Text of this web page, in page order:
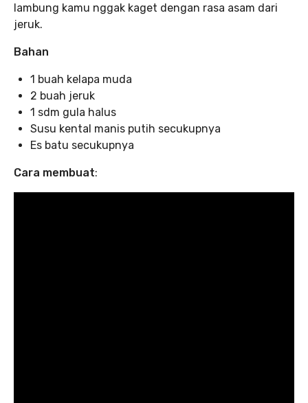
lambung kamu nggak kaget dengan rasa asam dari
jeruk.
Bahan
1 buah kelapa muda
2 buah jeruk
1 sdm gula halus
Susu kental manis putih secukupnya
Es batu secukupnya
Cara membuat: